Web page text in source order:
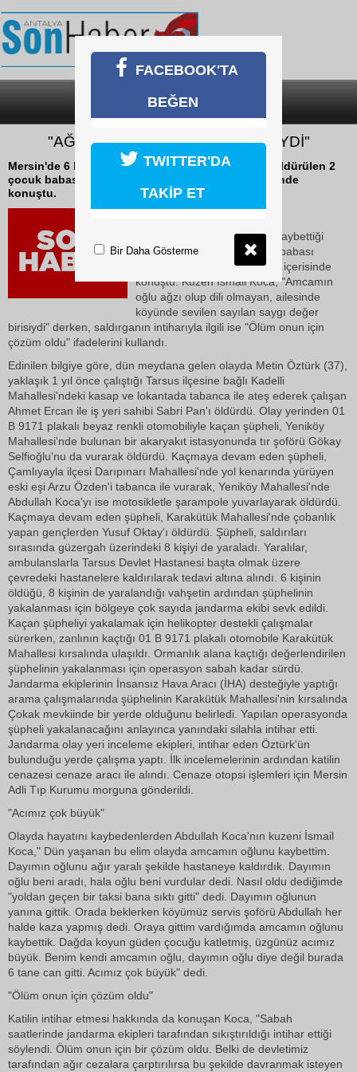
SON DAKİKA
"AĞZI OLUP DİLİ OLMAYAN BİRİYDİ"
Mersin'de 6 kişinin hayatını kaybettiği katliamda öldürülen 2
çocuk babası Abdullah Koca'nın kuzeni acı içerisinde
konuştu.
Mersin'de 6 kişinin hayatını kaybettiği
katliamda öldürülen 2 çocuk babası
Abdullah Koca'nın kuzeni acı içerisinde
konuştu. Kuzen İsmail Koca, "Amcamın
oğlu ağzı olup dili olmayan, ailesinde
köyünde sevilen sayılan saygı değer
birisiydi" derken, saldırganın intiharıyla ilgili ise "Ölüm onun için
çözüm oldu" ifadelerini kullandı.
Edinilen bilgiye göre, dün meydana gelen olayda Metin Öztürk (37),
yaklaşık 1 yıl önce çalıştığı Tarsus ilçesine bağlı Kadelli
Mahallesi'ndeki kasap ve lokantada tabanca ile ateş ederek çalışan
Ahmet Ercan ile iş yeri sahibi Sabri Pan'ı öldürdü. Olay yerinden 01
B 9171 plakalı beyaz renkli otomobiliyle kaçan şüpheli, Yeniköy
Mahallesi'nde bulunan bir akaryakıt istasyonunda tır şoförü Gökay
Selfioğlu'nu da vurarak öldürdü. Kaçmaya devam eden şüpheli,
Çamlıyayla ilçesi Darıpınarı Mahallesi'nde yol kenarında yürüyen
eski eşi Arzu Özden'i tabanca ile vurarak, Yeniköy Mahallesi'nde
Abdullah Koca'yı ise motosikletle şarampole yuvarlayarak öldürdü.
Kaçmaya devam eden şüpheli, Karakütük Mahallesi'nde çobanlık
yapan gençlerden Yusuf Oktay'ı öldürdü. Şüpheli, saldırıları
sırasında güzergah üzerindeki 8 kişiyi de yaraladı. Yaralılar,
ambulanslarla Tarsus Devlet Hastanesi başta olmak üzere
çevredeki hastanelere kaldırılarak tedavi altına alındı. 6 kişinin
öldüğü, 8 kişinin de yaralandığı vahşetin ardından şüphelinin
yakalanması için bölgeye çok sayıda jandarma ekibi sevk edildi.
Kaçan şüpheliyi yakalamak için helikopter destekli çalışmalar
sürerken, zanlının kaçtığı 01 B 9171 plakalı otomobile Karakütük
Mahallesi kırsalında ulaşıldı. Ormanlık alana kaçtığı değerlendirilen
şüphelinin yakalanması için operasyon sabah kadar sürdü.
Jandarma ekiplerinin İnsansız Hava Aracı (İHA) desteğiyle yaptığı
arama çalışmalarında şüphelinin Karakütük Mahallesi'nin kırsalında
Çokak mevkiinde bir yerde olduğunu belirledi. Yapılan operasyonda
şüpheli yakalanacağını anlayınca yanındaki silahla intihar etti.
Jandarma olay yeri inceleme ekipleri, intihar eden Öztürk'ün
bulunduğu yerde çalışma yaptı. İlk incelemelerinin ardından katilin
cenazesi cenaze aracı ile alındı. Cenaze otopsi işlemleri için Mersin
Adli Tıp Kurumu morguna gönderildi.
"Acımız çok büyük"
Olayda hayatını kaybedenlerden Abdullah Koca'nın kuzeni İsmail
Koca," Dün yaşanan bu elim olayda amcamın oğlunu kaybettim.
Dayımın oğlunu ağır yaralı şekilde hastaneye kaldırdık. Dayımın
oğlu beni aradı, hala oğlu beni vurdular dedi. Nasıl oldu dediğimde
"yoldan geçen bir taksi bana sıktı gitti" dedi. Dayımın oğlunun
yanına gittik. Orada beklerken köyümüz servis şoförü Abdullah her
halde kaza yapmış dedi. Oraya gittim vardığımda amcamın oğlunu
kaybettik. Dağda koyun güden çocuğu katletmiş, üzgünüz acımız
büyük. Benim kendi amcamın oğlu, dayımın oğlu diye değil burada
6 tane can gitti. Acımız çok büyük" dedi.
"Ölüm onun için çözüm oldu"
Katilin intihar etmesi hakkında da konuşan Koca, "Sabah
saatlerinde jandarma ekipleri tarafından sıkıştırıldığı intihar ettiği
söylendi. Ölüm onun için bir çözüm oldu. Belki de devletimiz
tarafından ağır cezalara çarptırılırsa bu şekilde davranmak isteyen
FACEBOOK'TA
BEĞEN
TWITTER'DA
TAKİP ET
Bir Daha Gösterme